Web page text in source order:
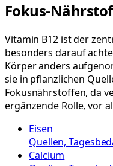
Fokus-
Vitamin B12 ist der
besonders darauf
Körper anders
sie in pflanzlichen
Fokusnährstoffen, da
ergänzende Rolle, vor
Eisen
Quellen,
Calcium